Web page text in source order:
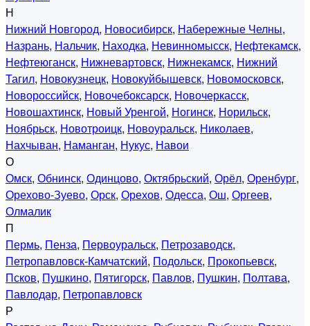
Н
Нижний Новгород, Новосибирск, Набережные Челны,
Назрань, Нальчик, Находка, Невинномысск, Нефтекамск,
Нефтеюганск, Нижневартовск, Нижнекамск, Нижний
Тагил, Новокузнецк, Новокуйбышевск, Новомосковск,
Новороссийск, Новочебоксарск, Новочеркасск,
Новошахтинск, Новый Уренгой, Ногинск, Норильск,
Ноябрьск, Новотроицк, Новоуральск, Николаев,
Нахчыван, Наманган, Нукус, Навои
О
Омск, Обнинск, Одинцово, Октябрьский, Орёл, Оренбург,
Орехово-Зуево, Орск, Орехов, Одесса, Ош, Оргеев,
Олмалик
П
Пермь, Пенза, Первоуральск, Петрозаводск,
Петропавловск-Камчатский, Подольск, Прокопьевск,
Псков, Пушкино, Пятигорск, Павлов, Пушкин, Полтава,
Павлодар, Петропавловск
Р